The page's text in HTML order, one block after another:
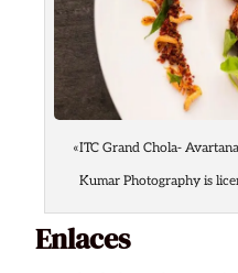
«ITC Grand Chola-
Kumar Photography is
Enlaces